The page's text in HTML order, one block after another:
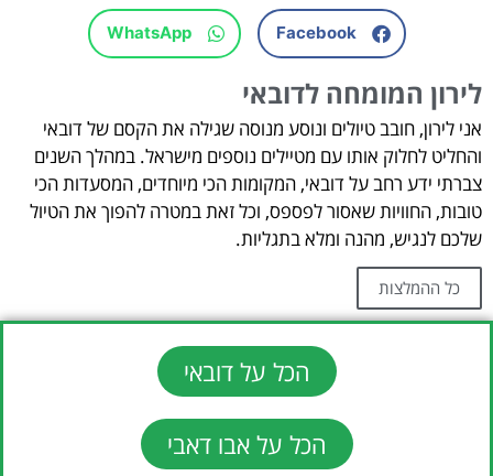
Facebook
WhatsApp
לירון המומחה לדובאי
אני לירון, חובב טיולים ונוסע מנוסה שגילה את הקסם של דובאי
והחליט לחלוק אותו עם מטיילים נוספים מישראל. במהלך השנים
צברתי ידע רחב על דובאי, המקומות הכי מיוחדים, המסעדות הכי
טובות, החוויות שאסור לפספס, וכל זאת במטרה להפוך את הטיול
שלכם לנגיש, מהנה ומלא בתגליות.
כל ההמלצות
הכל על דובאי
הכל על אבו דאבי